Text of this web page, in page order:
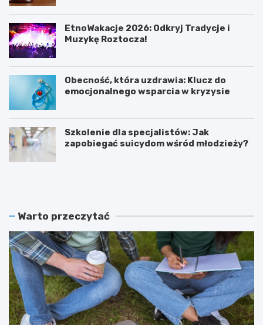
EtnoWakacje 2026: Odkryj Tradycje i
Muzykę Roztocza!
Obecność, która uzdrawia: Klucz do
emocjonalnego wsparcia w kryzysie
Szkolenie dla specjalistów: Jak
zapobiegać suicydom wśród młodzieży?
K
t
w
I
T
:
B
e
z
p
Z
ć
e
k
r
u
t
u
j
e
Warto przeczytać